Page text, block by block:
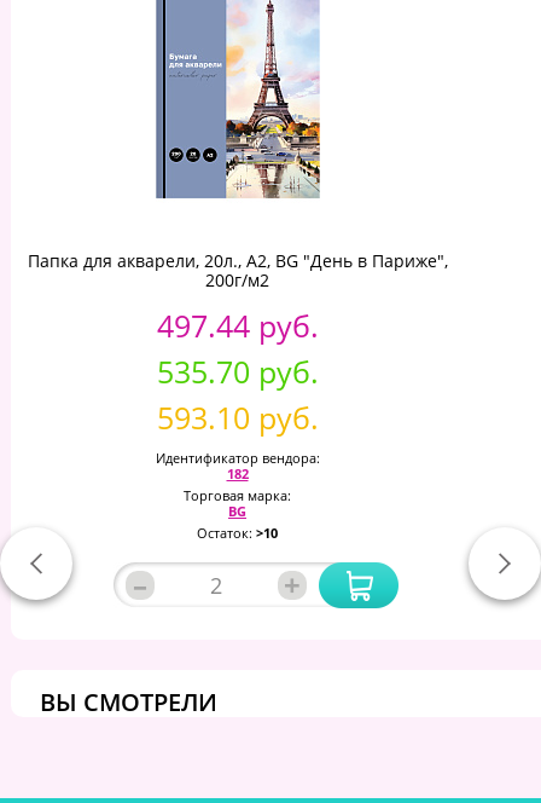
Папка для акварели, 20л., А2, BG "День в Париже",
200г/м2
497.44 руб.
535.70 руб.
593.10 руб.
Идентификатор вендора:
182
Торговая марка:
BG
Остаток: >10
– +
ВЫ СМОТРЕЛИ